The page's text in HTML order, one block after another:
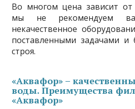
Во многом цена зависит от
мы не рекомендуем
некачественное
поставленными задачами и
строя.
«Аквафор» –
воды. Преимущества
«Аквафор»